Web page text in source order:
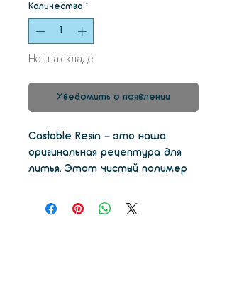
Количество *
Нет на складе
Уведомить о появлении
Castable Resin - это наша
оригинальная рецептура для
литья. Этот чистый полимер
выгорания из типичного
воскового графика. Это